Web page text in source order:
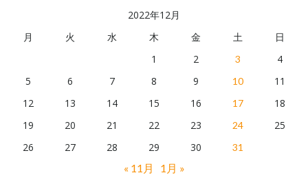
2022年12月
月
火 水 木 金 土
日
1
2 3
4
5
6 7 8 9 10
11
12
13 14 15 16 17
18
19
20 21 22 23 24
25
26
27 28 29 30 31
« 11月 1月 »